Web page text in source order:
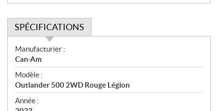
SPÉCIFICATIONS
S
p
é
c
i
f
Manufacturier :
Can-Am
Modèle :
Outlander 500 2WD Rouge Légion
Année :